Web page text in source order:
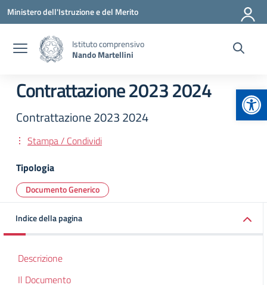
Vai ai contenuti
Vai al menu di navigazione
Vai al footer
Ministero dell'Istruzione e del Merito
Istituto comprensivo
Nando Martellini
Contrattazione 2023 2024
Contrattazione 2023 2024
Stampa / Condividi
Tipologia
Documento Generico
Indice della pagina
Descrizione
Il Documento